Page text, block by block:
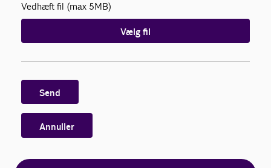
Vedhæft fil (max 5MB)
Vælg fil
Send
Annuller